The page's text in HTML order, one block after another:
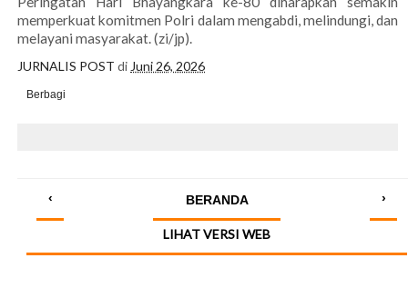
memperkuat komitmen Polri dalam mengabdi, melindungi, dan
melayani masyarakat. (zi/jp).
JURNALIS POST di Juni 26, 2026
Berbagi
‹ ›
BERANDA
LIHAT VERSI WEB